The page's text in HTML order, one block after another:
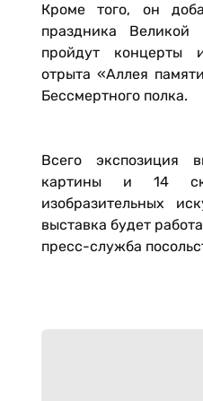
Кроме того, он
праздника
пройдут концерты
отрыта «Аллея
Бессмертного полка.
Всего экспозиция
картины и 14
изобразительных
выставка будет
пресс-служба